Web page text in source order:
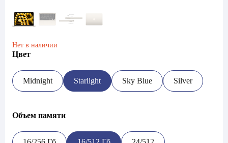
Нет в наличии
Цвет
Midnight Starlight Sky Blue Silver
Объем памяти